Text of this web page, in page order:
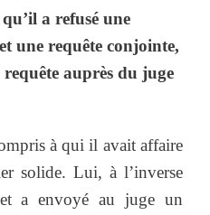
a refusé une
une requête conjointe,
requête auprès du juge
à qui il avait affaire
solide. Lui, à l’inverse
a envoyé au juge un